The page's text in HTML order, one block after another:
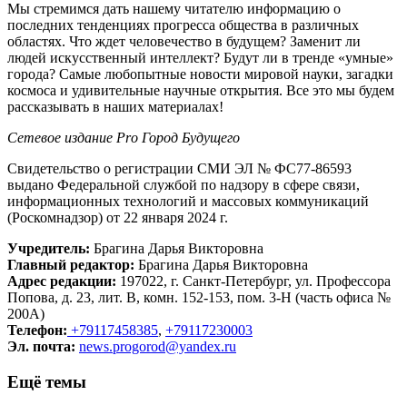
Мы стремимся дать нашему читателю информацию о
последних тенденциях прогресса общества в различных
областях. Что ждет человечество в будущем? Заменит ли
людей искусственный интеллект? Будут ли в тренде «умные»
города? Самые любопытные новости мировой науки, загадки
космоса и удивительные научные открытия. Все это мы будем
рассказывать в наших материалах!
Сетевое издание Рrо Город Будущего
Свидетельство о регистрации СМИ ЭЛ № ФС77-86593
выдано Федеральной службой по надзору в сфере связи,
информационных технологий и массовых коммуникаций
(Роскомнадзор) от 22 января 2024 г.
Учредитель: Брагина Дарья Викторовна
Главный редактор: Брагина Дарья Викторовна
Адрес редакции: 197022, г. Санкт-Петербург, ул. Профессора
Попова, д. 23, лит. В, комн. 152-153, пом. 3-Н (часть офиса №
200А)
Телефон: +79117458385, +79117230003
Эл. почта: news.progorod@yandex.ru
Ещё темы